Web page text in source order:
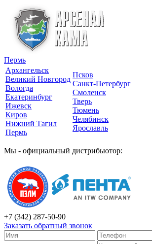
Пермь
Архангельск
Великий Новгород
Вологда
Екатеринбург
Ижевск
Киров
Нижний Тагил
Пермь
Псков
Санкт-Петербург
Смоленск
Тверь
Тюмень
Челябинск
Ярославль
Мы - официальный дистрибьютор:
+7 (342) 287-50-90
Заказать обратный звонок